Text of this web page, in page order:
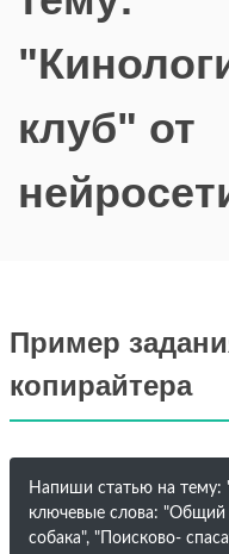
клуб" от
Пример
копирайтера
Напиши статью на тему:
ключевые слова: "Общий
собака", "Поисково-